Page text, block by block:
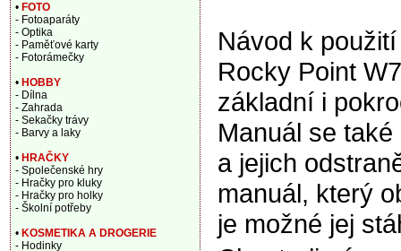
Návod k
Rocky Point
základní i
Manuál se
a jejich
manuál, který
je možné jej
• FOTO
- Fotoaparáty
- Optika
- Paměťové karty
- Fotorámečky
• HOBBY
- Dílna
- Zahrada
- Sekačky trávy
- Barvy a laky
• HRAČKY
- Společenské hry
- Hračky pro kluky
- Hračky pro holky
- Školní potřeby
• KOSMETIKA A DROGERIE
- Hodinky